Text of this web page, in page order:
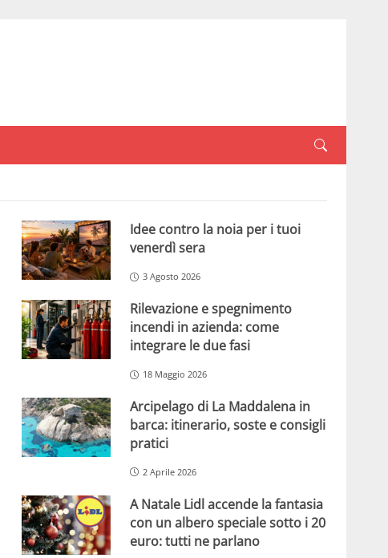
Idee contro la noia per i tuoi
venerdì sera
3 Agosto 2026
Rilevazione e spegnimento
incendi in azienda: come
integrare le due fasi
18 Maggio 2026
Arcipelago di La Maddalena in
barca: itinerario, soste e consigli
pratici
2 Aprile 2026
A Natale Lidl accende la fantasia
con un albero speciale sotto i 20
euro: tutti ne parlano